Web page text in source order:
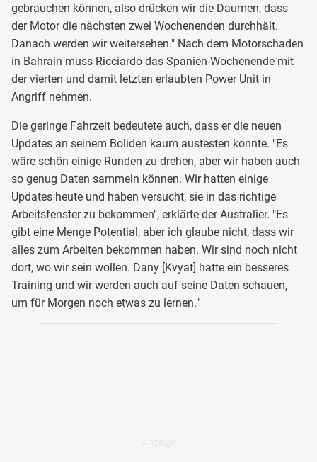
gebrauchen können, also drücken wir die Daumen, dass
der Motor die nächsten zwei Wochenenden durchhält.
Danach werden wir weitersehen." Nach dem Motorschaden
in Bahrain muss Ricciardo das Spanien-Wochenende mit
der vierten und damit letzten erlaubten Power Unit in
Angriff nehmen.
Die geringe Fahrzeit bedeutete auch, dass er die neuen
Updates an seinem Boliden kaum austesten konnte. "Es
wäre schön einige Runden zu drehen, aber wir haben auch
so genug Daten sammeln können. Wir hatten einige
Updates heute und haben versucht, sie in das richtige
Arbeitsfenster zu bekommen", erklärte der Australier. "Es
gibt eine Menge Potential, aber ich glaube nicht, dass wir
alles zum Arbeiten bekommen haben. Wir sind noch nicht
dort, wo wir sein wollen. Dany [Kvyat] hatte ein besseres
Training und wir werden auch auf seine Daten schauen,
um für Morgen noch etwas zu lernen."